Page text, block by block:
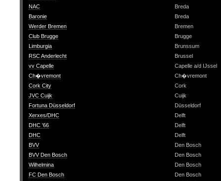
NAC
Breda
Baronie
Breda
Werder Bremen
Bremen
Club Brugge
Brugge
Limburgia
Brunssum
RSC Anderlecht
Brussel
vv Capelle
Capelle a/d IJssel
Ch�vremont
Ch�vremont
Cork City
Cork
JVC Cuijk
Cuijk
Fortuna Düsseldorf
Düsseldorf
Xerxes/DHC
Delft
DHC '66
Delft
DHC
Delft
BVV
Den Bosch
BVV Den Bosch
Den Bosch
Wilhelmina
Den Bosch
FC Den Bosch
Den Bosch